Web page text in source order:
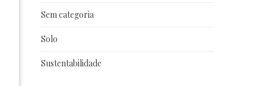
Sem categoria
Solo
Sustentabilidade